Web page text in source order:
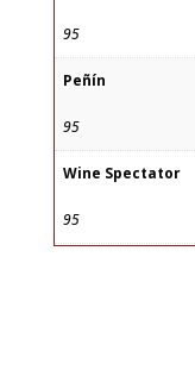
95
Peñín
95
Wine Spectator
95